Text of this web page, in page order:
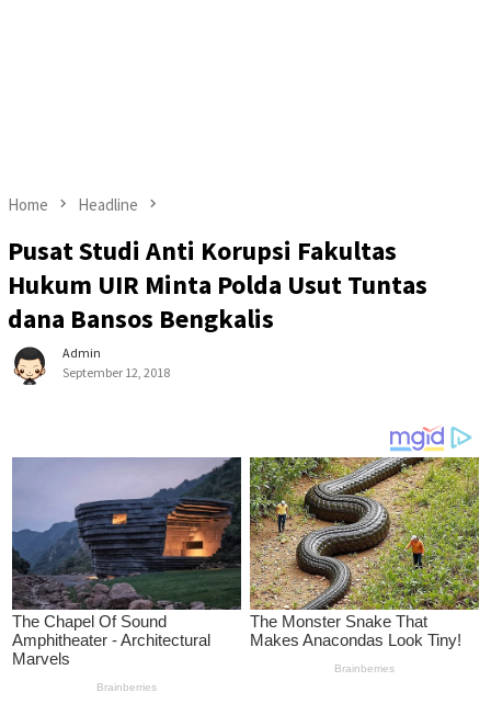
Home Headline
Pusat Studi Anti Korupsi Fakultas
Hukum UIR Minta Polda Usut Tuntas
dana Bansos Bengkalis
Admin
September 12, 2018